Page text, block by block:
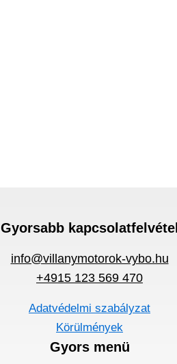
Gyorsabb kapcsolatfelvétel
info@villanymotorok-vybo.hu
+4915 123 569 470
Adatvédelmi szabályzat
Körülmények
Gyors menü